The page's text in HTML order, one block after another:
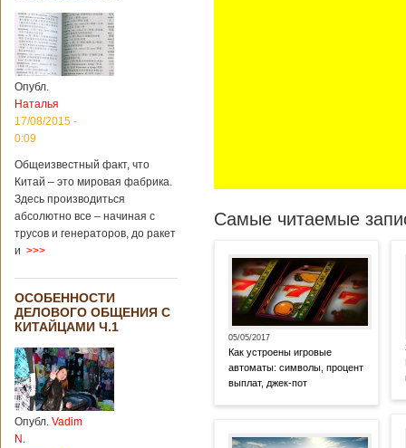
Опубл.
Наталья
17/08/2015 -
0:09
Общеизвестный факт, что
Китай – это мировая фабрика.
Здесь производиться
абсолютно все – начиная с
трусов и генераторов, до ракет
и >>>
ОСОБЕННОСТИ
ДЕЛОВОГО ОБЩЕНИЯ С
КИТАЙЦАМИ Ч.1
Опубл. Vadim
N.
Самые читаемые
05/05/2017
Как устроены игровые
автоматы: символы, процент
выплат, джек-пот